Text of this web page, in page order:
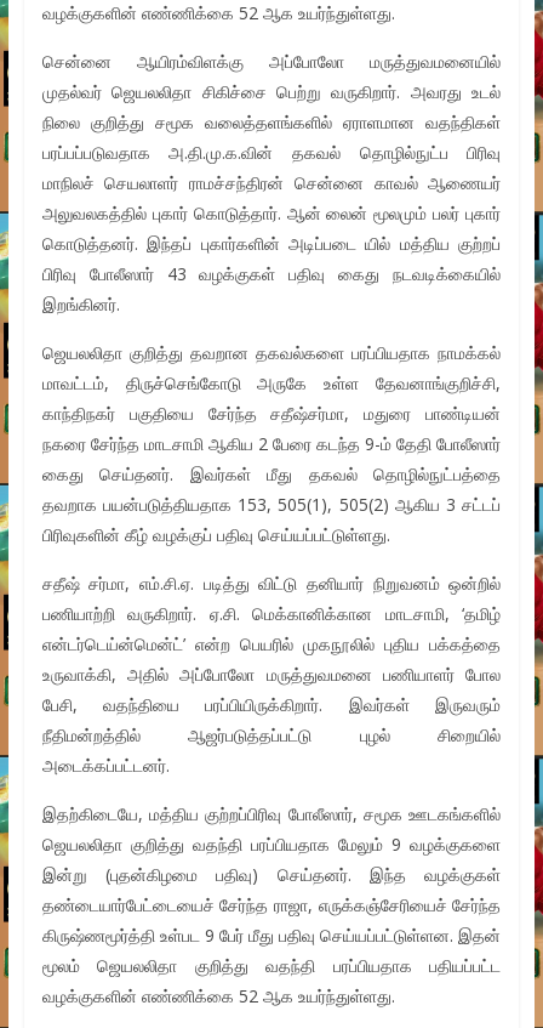
வழக்குகளின் எண்ணிக்கை 52 ஆக உயர்ந்துள்ளது.
சென்னை ஆயிரம்விளக்கு அப்போலோ மருத்துவமனையில்
முதல்வர் ஜெயலலிதா சிகிச்சை பெற்று வருகிறார். அவரது உடல்
நிலை குறித்து சமூக வலைத்தளங்களில் ஏராளமான வதந்திகள்
பரப்பப்படுவதாக அ.தி.மு.க.வின் தகவல் தொழில்நுட்ப பிரிவு
மாநிலச் செயலாளர் ராமச்சந்திரன் சென்னை காவல் ஆணையர்
அலுவலகத்தில் புகார் கொடுத்தார். ஆன் லைன் மூலமும் பலர் புகார்
கொடுத்தனர். இந்தப் புகார்களின் அடிப்படை யில் மத்திய குற்றப்
பிரிவு போலீஸார் 43 வழக்குகள் பதிவு கைது நடவடிக்கையில்
இறங்கினர்.
ஜெயலலிதா குறித்து தவறான தகவல்களை பரப்பியதாக நாமக்கல்
மாவட்டம், திருச்செங்கோடு அருகே உள்ள தேவனாங்குறிச்சி,
காந்திநகர் பகுதியை சேர்ந்த சதீஷ்சர்மா, மதுரை பாண்டியன்
நகரை சேர்ந்த மாடசாமி ஆகிய 2 பேரை கடந்த 9-ம் தேதி போலீஸார்
கைது செய்தனர். இவர்கள் மீது தகவல் தொழில்நுட்பத்தை
தவறாக பயன்படுத்தியதாக 153, 505(1), 505(2) ஆகிய 3 சட்டப்
பிரிவுகளின் கீழ் வழக்குப் பதிவு செய்யப்பட்டுள்ளது.
சதீஷ் சர்மா, எம்.சி.ஏ. படித்து விட்டு தனியார் நிறுவனம் ஒன்றில்
பணியாற்றி வருகிறார். ஏ.சி. மெக்கானிக்கான மாடசாமி, ‘தமிழ்
என்டர்டெய்ன்மென்ட்’ என்ற பெயரில் முகநூலில் புதிய பக்கத்தை
உருவாக்கி, அதில் அப்போலோ மருத்துவமனை பணியாளர் போல
பேசி, வதந்தியை பரப்பியிருக்கிறார். இவர்கள் இருவரும்
நீதிமன்றத்தில் ஆஜர்படுத்தப்பட்டு புழல் சிறையில்
அடைக்கப்பட்டனர்.
இதற்கிடையே, மத்திய குற்றப்பிரிவு போலீஸார், சமூக ஊடகங்களில்
ஜெயலலிதா குறித்து வதந்தி பரப்பியதாக மேலும் 9 வழக்குகளை
இன்று (புதன்கிழமை பதிவு) செய்தனர். இந்த வழக்குகள்
தண்டையார்பேட்டையைச் சேர்ந்த ராஜா, எருக்கஞ்சேரியைச் சேர்ந்த
கிருஷ்ணமூர்த்தி உள்பட 9 பேர் மீது பதிவு செய்யப்பட்டுள்ளன. இதன்
மூலம் ஜெயலலிதா குறித்து வதந்தி பரப்பியதாக பதியப்பட்ட
வழக்குகளின் எண்ணிக்கை 52 ஆக உயர்ந்துள்ளது.